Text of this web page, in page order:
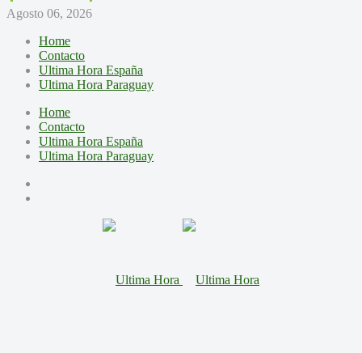
Agosto 06, 2026
Home
Contacto
Ultima Hora España
Ultima Hora Paraguay
Home
Contacto
Ultima Hora España
Ultima Hora Paraguay